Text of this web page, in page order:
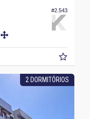
#2.543
2 DORMITÓRIOS